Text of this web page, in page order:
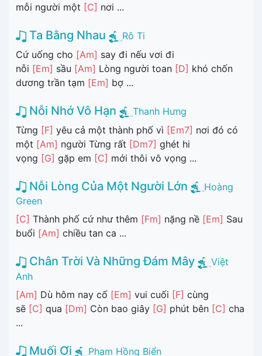
mỗi người một [C] nơi ...
Ta Bằng Nhau
Rô Ti
Cứ uống cho [Am] say đi nếu vơi đi
nỗi [Em] sầu [Am] Lòng người toan [D] khó chốn
dương trần tạm [Em] bợ ...
Nỗi Nhớ Vô Hạn
Thanh Hưng
Từng [F] yêu cả một thành phố vì [Em7] nơi đó có
một [Am] người Từng rất [Dm7] ghét hi
vọng [G] gặp em [C] mới thôi vô vọng ...
Nỗi Lòng Của Một Người Lớn
Hoàng
Green
[C] Thành phố cứ như thêm [Fm] nặng nề [Em] Sau
buổi [Am] chiều tan ca ...
Chân Trời Và Những Đám Mây
Việt
Anh
[Am] Dù hôm nay cố [Em] vui cuối [F] cùng
sẽ [C] qua [Dm] Còn bao giây [G] phút bên [C] cha
...
Muối Ơi
Phạm Hồng Biển